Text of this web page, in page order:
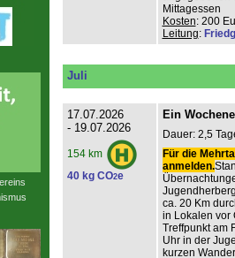
Mittagessen
Kosten: 200
Leitung:
Juli
17.07.2026
- 19.07.2026
154 km
40 kg CO2e
Ein
Dauer: 2,5
Für die
anmelden.
ca. 20 Km
in Lokalen vor
Treffpunkt am
Uhr in der
kurzen